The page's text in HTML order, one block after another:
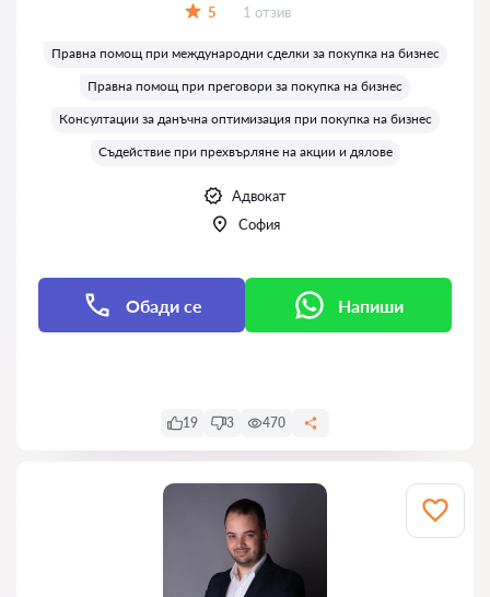
5 Отзиви:
1 отзив
Правна помощ при международни сделки за покупка на бизнес
Правна помощ при преговори за покупка на бизнес
Консултации за данъчна оптимизация при покупка на бизнес
Съдействие при прехвърляне на акции и дялове
Адвокат
София
Обади се Напиши
19 3 470